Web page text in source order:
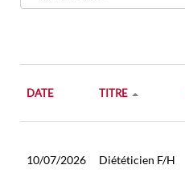
DATE TITRE
10/07/2026 Diététicien F/H